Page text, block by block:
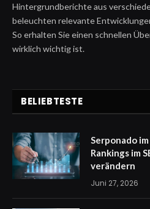
Hintergrundberichte aus
beleuchten relevante
So erhalten Sie einen schnellen
wirklich wichtig ist.
BELIEBTESTE
Serponado
Rankings im
verändern
Juni 27, 2026